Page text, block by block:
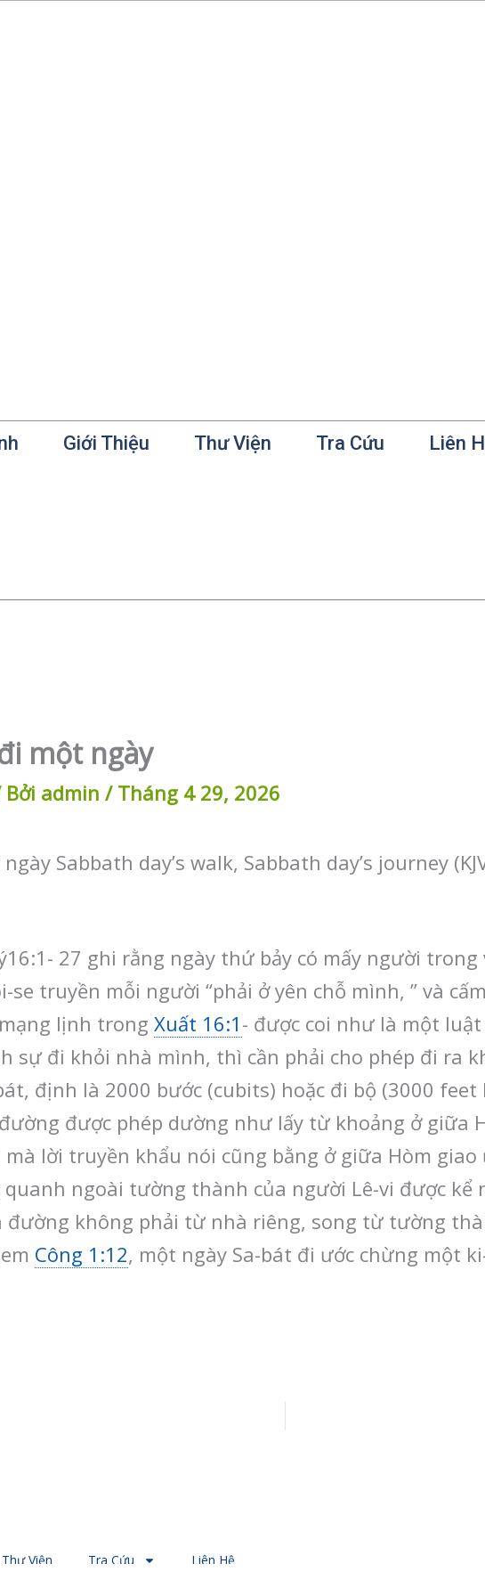
Giới Thiệu Thư Viện Tra Cứu Liên
một ngày
Bởi admin / Tháng 4 29, 2026
Sabbath day’s walk, Sabbath day’s journey
27 ghi rằng ngày thứ bảy có mấy người
truyền mỗi người “phải ở yên chỗ mình, ” và
lịnh trong Xuất 16:1 - được coi như là một
sự đi khỏi nhà mình, thì cần phải cho phép đi ra
định là 2000 bước (cubits) hoặc đi bộ (3000
được phép dường như lấy từ khoảng ở giữa
lời truyền khẩu nói cũng bằng ở giữa Hòm
ngoài tường thành của người Lê-vi được kể
đường không phải từ nhà riêng, song từ tường
Công 1:12, một ngày Sa-bát đi ước chừng một
Thư Viện Tra Cứu Liên Hệ